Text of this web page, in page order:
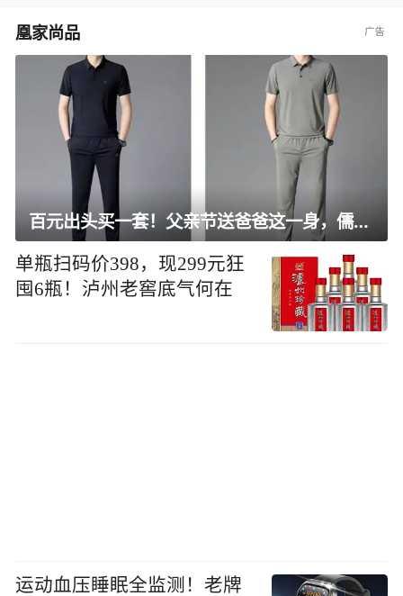
凰家尚品
百元出头买一套！父亲节送爸爸这一身，儒雅有型还凉爽
单瓶扫码价398，现299元狂
囤6瓶！泸州老窖底气何在
运动血压睡眠全监测！老牌